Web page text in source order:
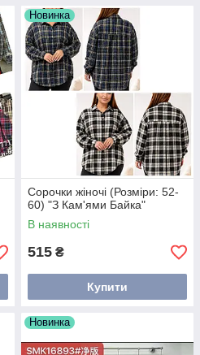
Новинка
Сорочки жіночі (Розміри: 52-
60) "З Кам'ями Байка"
В наявності
515 ₴
Купити
Новинка